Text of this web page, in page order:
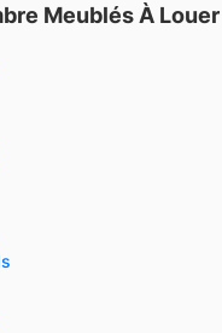
Meublés À